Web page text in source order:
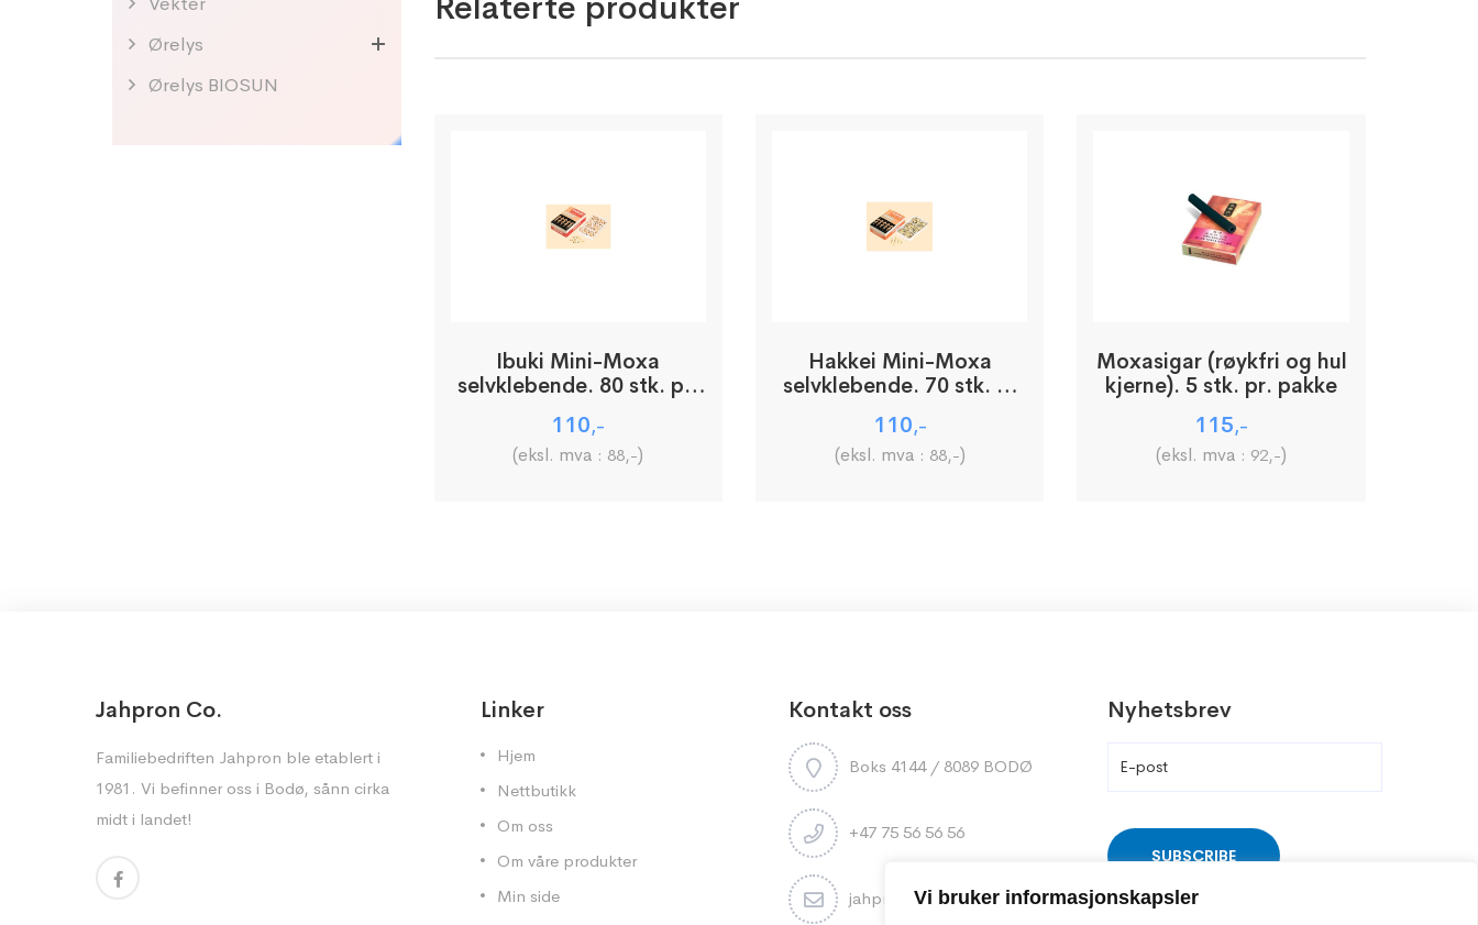
Vi bruker informasjonskapsler
Ørelys
Ørelys BIOSUN
Ibuki Mini-Moxa
selvklebende. 80 stk. pr.
pakke
110,-
(eksl. mva : 88,-)
Hakkei Mini-Moxa
selvklebende. 70 stk. pr
pakke
110,-
(eksl. mva : 88,-)
Moxasigar (røykfri og hul
kjerne). 5 stk. pr. pakke
115,-
(eksl. mva : 92,-)
Jahpron Co.
Familiebedriften Jahpron ble etablert i
1981. Vi befinner oss i Bodø, sånn cirka
midt i landet!
Linker
Hjem
Nettbutikk
Om oss
Om våre produkter
Min side
Kontakt oss
Boks 4144 / 8089 BODØ
+47 75 56 56 56
jahpron@jahpron.no
Nyhetsbrev